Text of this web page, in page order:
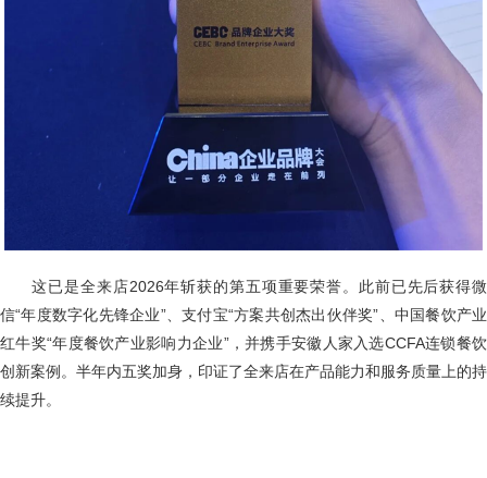
这已是全来店2026年斩获的第五项重要荣誉。此前已先后获得微
信“年度数字化先锋企业”、支付宝“方案共创杰出伙伴奖”、中国餐饮产业
红牛奖“年度餐饮产业影响力企业”，并携手安徽人家入选CCFA连锁餐饮
创新案例。半年内五奖加身，印证了全来店在产品能力和服务质量上的持
续提升。